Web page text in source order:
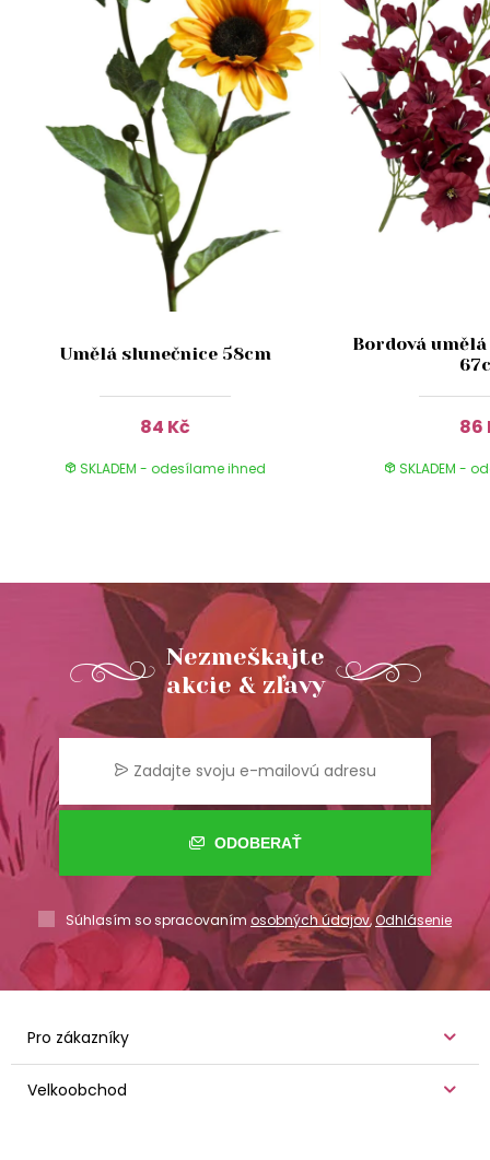
Umělá slunečnice 58cm
84 Kč
SKLADEM - odesílame ihned
Bordová
86
SKLADEM -
Nezmeškajte
akcie & zľavy
ODOBERAŤ
Súhlasím so spracovaním osobných údajov,Odhlásenie
Pro zákazníky
Velkoobchod